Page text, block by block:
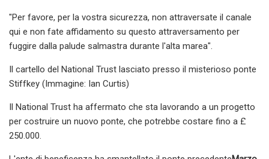
"Per favore, per la vostra sicurezza, non attraversate il canale
qui e non fate affidamento su questo attraversamento per
fuggire dalla palude salmastra durante l'alta marea".
Il cartello del National Trust lasciato presso il misterioso ponte
Stiffkey (Immagine: Ian Curtis)
Il National Trust ha affermato che sta lavorando a un progetto
per costruire un nuovo ponte, che potrebbe costare fino a £
250.000.